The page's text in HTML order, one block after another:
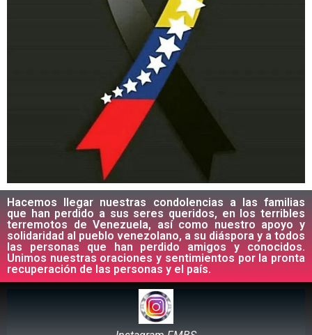
Hacemos llegar nuestras condolencias a las familias
que han perdido a sus seres queridos, en los terribles
terremotos de Venezuela, así como nuestro apoyo y
solidaridad al pueblo venezolano, a su diáspora y a todos
las personas que han perdido amigos y conocidos.
Unimos nuestras oraciones y sentimientos por la pronta
recuperación de las personas y el país.